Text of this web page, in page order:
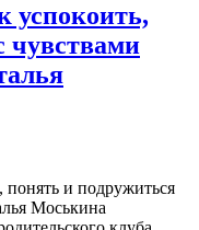
успокоить,
чувствами